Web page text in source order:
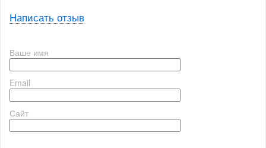
Написать отзыв
Ваше имя
Email
Сайт